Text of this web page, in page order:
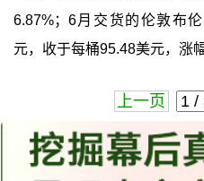
6.87%；6月交货的伦敦布
元，收于每桶95.48美元，涨
上一页